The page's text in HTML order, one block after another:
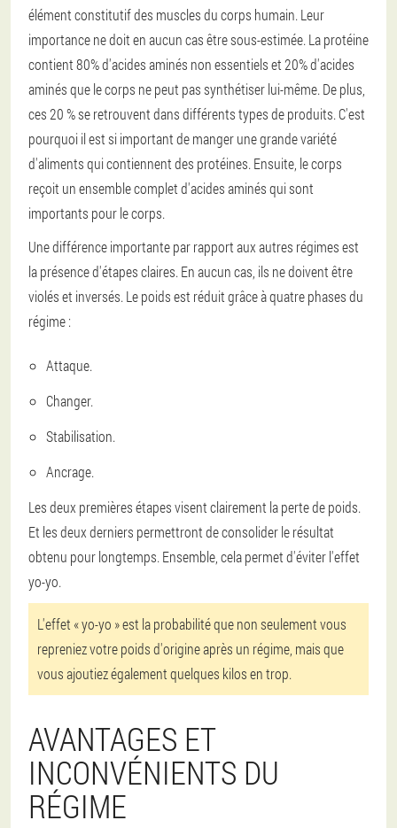
élément constitutif des muscles du corps humain. Leur
importance ne doit en aucun cas être sous-estimée. La protéine
contient 80% d'acides aminés non essentiels et 20% d'acides
aminés que le corps ne peut pas synthétiser lui-même. De plus,
ces 20 % se retrouvent dans différents types de produits. C'est
pourquoi il est si important de manger une grande variété
d'aliments qui contiennent des protéines. Ensuite, le corps
reçoit un ensemble complet d'acides aminés qui sont
importants pour le corps.
Une différence importante par rapport aux autres régimes est
la présence d'étapes claires. En aucun cas, ils ne doivent être
violés et inversés. Le poids est réduit grâce à quatre phases du
régime :
Attaque.
Changer.
Stabilisation.
Ancrage.
Les deux premières étapes visent clairement la perte de poids.
Et les deux derniers permettront de consolider le résultat
obtenu pour longtemps. Ensemble, cela permet d'éviter l'effet
yo-yo.
L'effet « yo-yo » est la probabilité que non seulement vous
repreniez votre poids d'origine après un régime, mais que
vous ajoutiez également quelques kilos en trop.
AVANTAGES ET
INCONVÉNIENTS DU
RÉGIME